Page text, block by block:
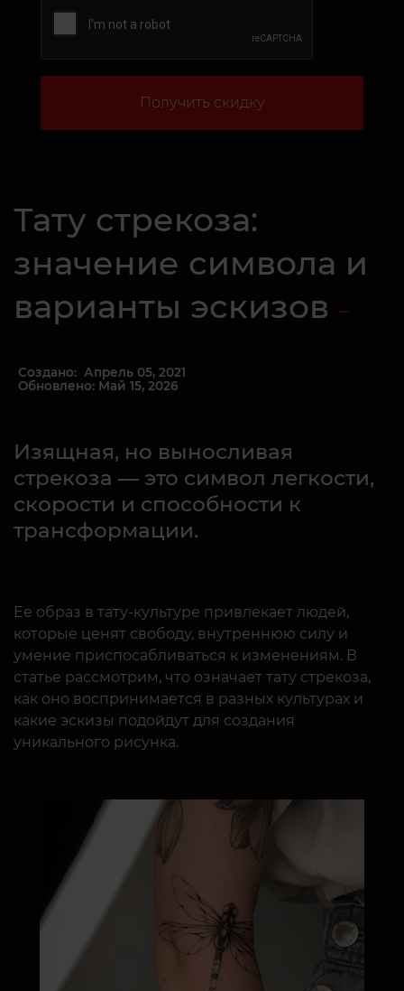
Получить скидку
Тату стрекоза:
значение символа и
варианты эскизов
Создано: Апрель 05, 2021
Обновлено: Май 15, 2026
Изящная, но выносливая
стрекоза — это символ легкости,
скорости и способности к
трансформации.
Ее образ в тату-культуре привлекает людей,
которые ценят свободу, внутреннюю силу и
умение приспосабливаться к изменениям. В
статье рассмотрим, что означает тату стрекоза,
как оно воспринимается в разных культурах и
какие эскизы подойдут для создания
уникального рисунка.